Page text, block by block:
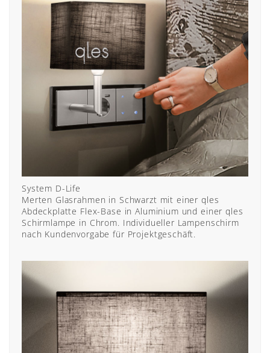
System D-Life
Merten Glasrahmen in Schwarzt mit einer qles
Abdeckplatte Flex-Base in Aluminium und einer qles
Schirmlampe in Chrom. Individueller Lampenschirm
nach Kundenvorgabe für Projektgeschäft.